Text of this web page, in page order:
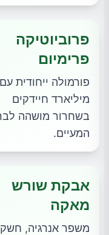
פרוביוטיקה
פרימיום
מיליארד חיידקים
בשחרור מושהה
המעיים.
אבקת שורש
מאקה
משפר אנרגיה, חשק